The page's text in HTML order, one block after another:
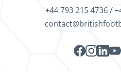
+44 793 215 4736/